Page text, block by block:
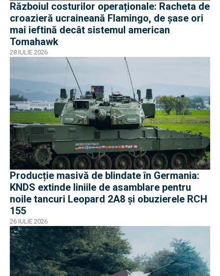
Războiul costurilor operaționale: Racheta de
croazieră ucraineană Flamingo, de șase ori
mai ieftină decât sistemul american
Tomahawk
28 IULIE 2026
Producție masivă de blindate în Germania:
KNDS extinde liniile de asamblare pentru
noile tancuri Leopard 2A8 și obuzierele RCH
155
26 IULIE 2026